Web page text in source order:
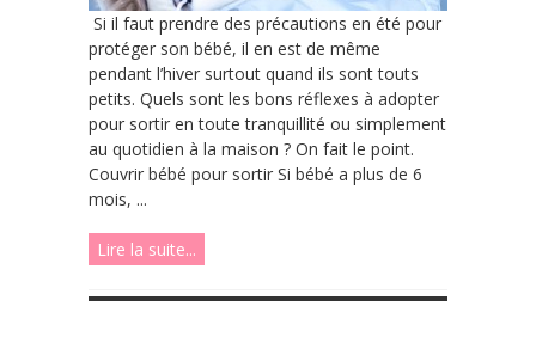
Si il faut prendre des précautions en été pour
protéger son bébé, il en est de même
pendant l’hiver surtout quand ils sont touts
petits. Quels sont les bons réflexes à adopter
pour sortir en toute tranquillité ou simplement
au quotidien à la maison ? On fait le point.
Couvrir bébé pour sortir Si bébé a plus de 6
mois, ...
Lire la suite...